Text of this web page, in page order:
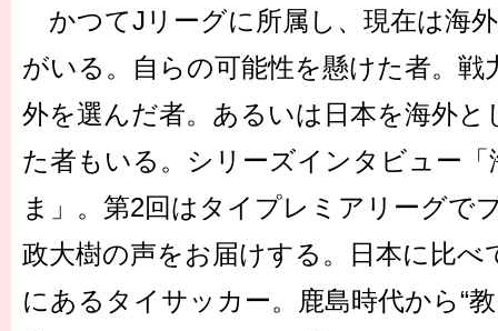
［3220号］伝説の王者、黄金のシャーレ
かつてJリーグに所属し、現在は海
がいる。自らの可能性を懸けた者。戦
外を選んだ者。あるいは日本を海外と
た者もいる。シリーズインタビュー
ま」。第2回はタイプレミアリーグで
政大樹の声をお届けする。日本に比べ
にあるタイサッカー。鹿島時代から“